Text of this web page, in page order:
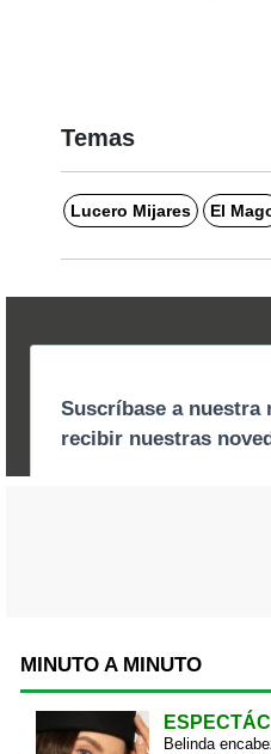
Temas
Lucero Mijares El
MINUTO A MINUTO
Belinda